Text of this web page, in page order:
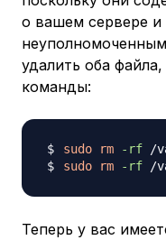
о вашем сервере
удалить оба
команды:
sudo rm -rf /
sudo
rm -rf /
Теперь у вас